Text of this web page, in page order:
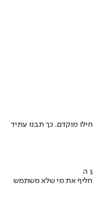
מוקדם. כך תבנו עתיד
את מי שלא משתמש